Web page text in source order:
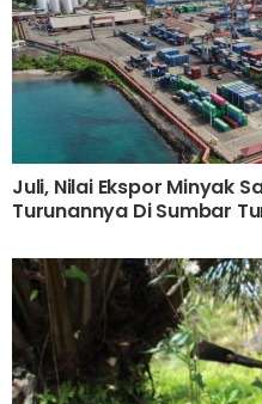
Juli, Nilai Ekspor Minyak
Turunannya Di Sumbar